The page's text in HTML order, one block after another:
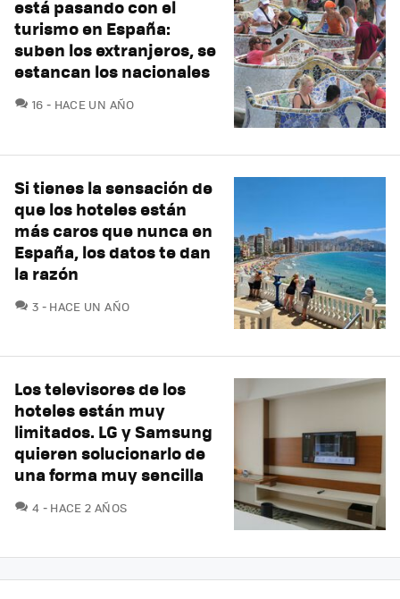
está pasando con el
turismo en España:
suben los extranjeros, se
estancan los nacionales
16 COMENTARIOS
HACE UN AÑO
Si tienes la sensación de
que los hoteles están
más caros que nunca en
España, los datos te dan
la razón
3 COMENTARIOS
HACE UN AÑO
Los televisores de los
hoteles están muy
limitados. LG y Samsung
quieren solucionarlo de
una forma muy sencilla
4 COMENTARIOS
HACE 2 AÑOS